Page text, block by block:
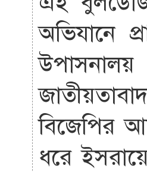
অভিযানে
উপাসনালয়
বিজেপির
ধরে